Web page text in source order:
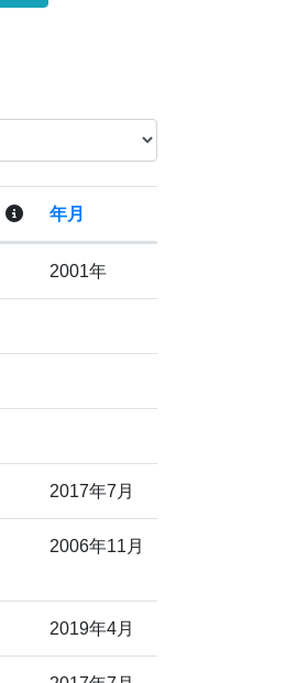
年月
2001年
2017年7月
2006年11月
2019年4月